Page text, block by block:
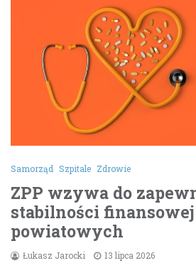
Samorząd Szpitale Zdrowie
ZPP wzywa do
stabilności
powiatowych
Łukasz Jarocki 13 lipca 2026